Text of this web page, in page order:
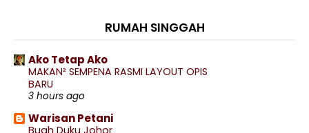
End Of Twenty Twenty
Doily Kait dan Fridge Magnet
Pizza Hut Sweet & Sour Cheesy Bites
Drama Wifi Sebelah Rumah Episod 1-16(Akhir)
RUMAH SINGGAH
Ako Tetap Ako
MAKAN² SEMPENA RASMI LAYOUT OPIS
BARU
3 hours ago
Warisan Petani
Buah Duku Johor